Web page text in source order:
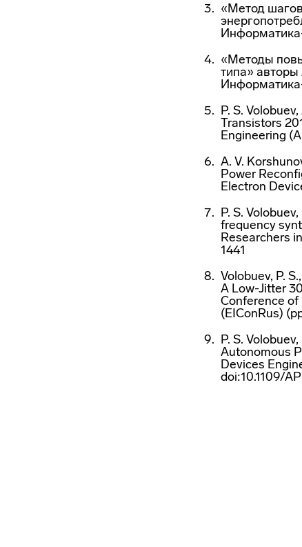
«Метод
«Методы
типа»
P. S.
Transistors
Engineering
A. V.
Power
Electron
P. S.
frequency
Researchers
1441
Volobuev, P.
A Low-Jitter
Conference of
(EIConRus)
P. S.
Autonomous
Devices
doi:10.1109/